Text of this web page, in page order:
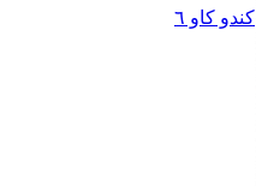
کندو کاو ٦